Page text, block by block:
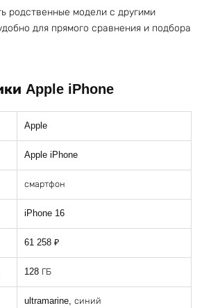
родственные модели с другими
для прямого сравнения и подбора
Apple iPhone
Apple
Apple iPhone
смартфон
iPhone 16
61 258 ₽
128 ГБ
ultramarine, синий